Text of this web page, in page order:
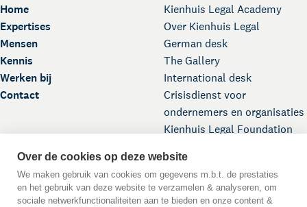
Home
Expertises
Mensen
Kennis
Werken bij
Contact
Kienhuis Legal Academy
Over Kienhuis Legal
German desk
The Gallery
International desk
Crisisdienst voor
ondernemers en organisaties
Kienhuis Legal Foundation
Over de cookies op deze website
We maken gebruik van cookies om gegevens m.b.t. de prestaties
en het gebruik van deze website te verzamelen & analyseren, om
sociale netwerkfunctionaliteiten aan te bieden en onze content &